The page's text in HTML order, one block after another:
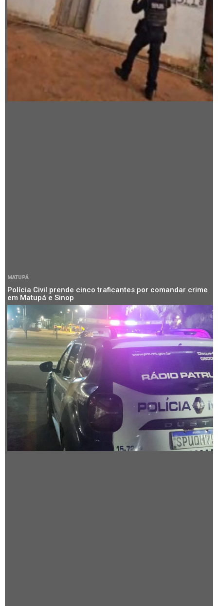
MATUPÁ
Polícia Civil prende cinco traficantes por comandar crime
em Matupá e Sinop